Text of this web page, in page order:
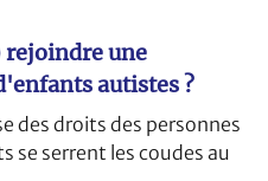
une
autistes ?
des droits des personnes
se serrent les coudes au